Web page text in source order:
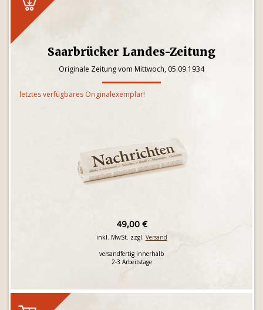
Saarbrücker Landes-Zeitung
Originale Zeitung vom Mittwoch, 05.09.1934
letztes verfügbares Originalexemplar!
49,00 €
inkl. MwSt. zzgl. Versand
versandfertig innerhalb
2-3 Arbeitstage